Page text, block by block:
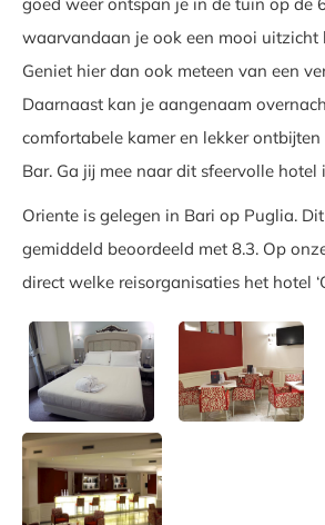
goed weer ontspan je in de tuin op de
waarvandaan je ook een mooi uitzicht
Geniet hier dan ook meteen van een
Daarnaast kan je aangenaam
comfortabele kamer en lekker
Bar. Ga jij mee naar dit sfeervolle hotel
Oriente is gelegen in Bari op Puglia.
gemiddeld beoordeeld met 8.3. Op
direct welke reisorganisaties het hotel